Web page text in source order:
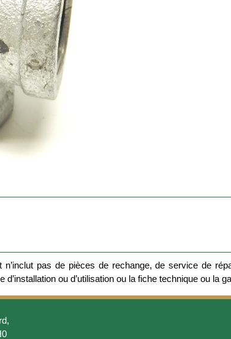
pas de pièces de rechange, de service de
ou d’utilisation ou la fiche technique ou la